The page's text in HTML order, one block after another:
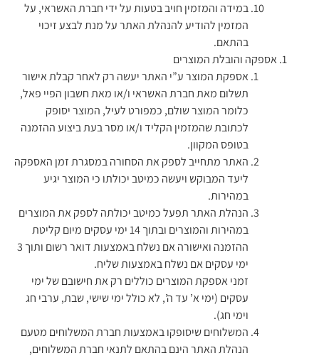
במידה והמזמין חויב בטעות על ידי חברת האשראי, על
המזמין להודיע להנהלת האתר על מנת לבצע זיכוי
בהתאם.
אספקה והובלת המוצרים
אספקת המוצר ע”י האתר יעשה רק לאחר קבלת אישור
תשלום מאת חברת האשראי ו/או מאת חשבון הפיי פאל,
כלומר המוצר שולם, כמפורט לעיל, המוצר יסופק
לכתובת שהמזמין הקליד ו/או מסר בעת ביצוע ההזמנה
בטופס המקוון.
האתר מתחייב לספק את הסחורה במסגרת זמן האספקה
ליעד המבוקש ויעשה כמיטב יכולתו כי המוצר יגיע
במהירות.
הנהלת האתר תפעל כמיטב יכולתה לספק את המוצרים
במהירות והמוצרים ובתוך 14 ימי עסקים מיום קליטת
ההזמנה ואישורה אם נשלח באמצעות דואר רשום ותוך 3
ימי עסקים אם נשלח באמצעות שליח.
זמני אספקת המוצרים כוללים רק את חישובם של ימי
עסקים (ימי א’ עד ה’, לא כולל ימי שישי, שבת, ערבי חג
וימי חג).
המשלוחים שיסופקו באמצעות חברת המשלוחים מטעם
הנהלת האתר הינם בהתאם לתנאי חברת המשלוחים,